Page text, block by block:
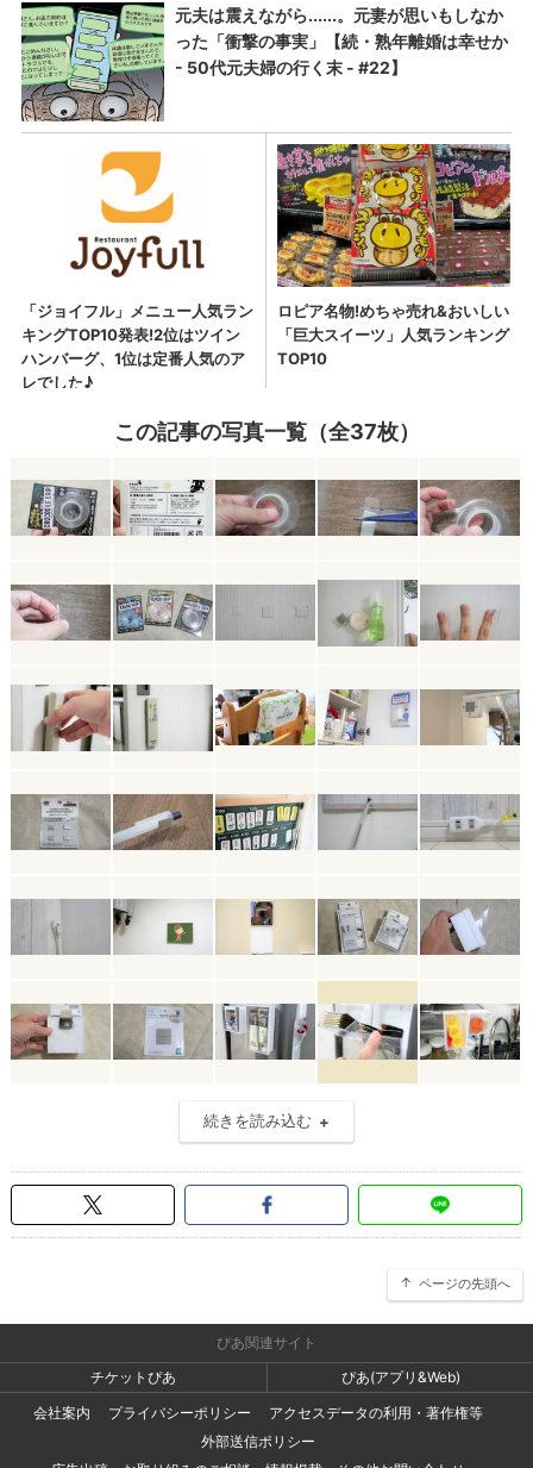
この記事の写真一覧（全37枚）
続きを読み込む
ページの先頭へ
ぴあ関連サイト
チケットぴあ
ぴあ(アプリ&Web)
会社案内
プライバシーポリシー
アクセスデータの利用・著作権等
外部送信ポリシー